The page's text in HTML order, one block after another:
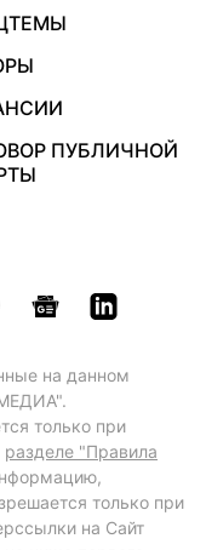
ПУБЛИЧНОЙ
на данном
только при
разделе "Правила
только при
на Сайт